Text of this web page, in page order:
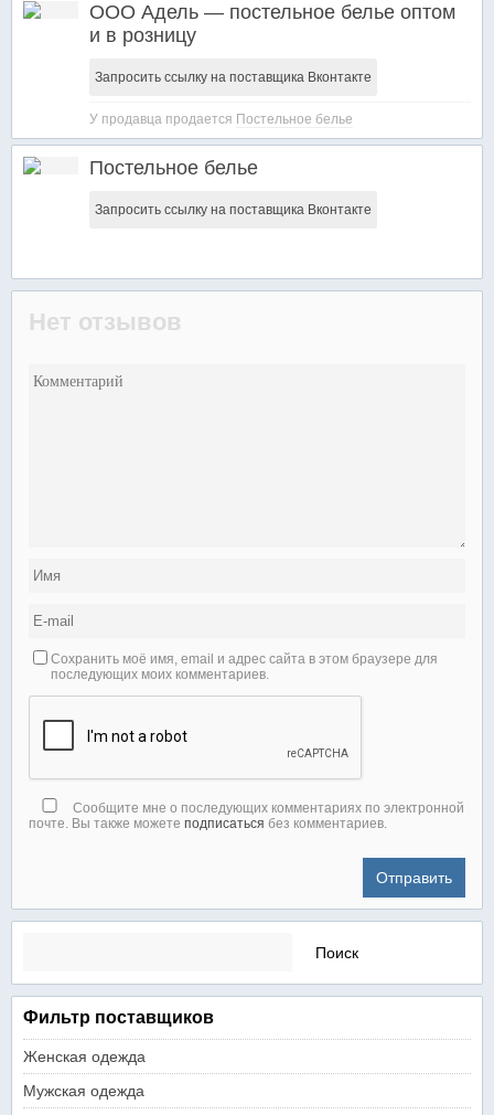
ООО Адель — постельное белье оптом
и в розницу
Запросить ссылку на поставщика Вконтакте
У продавца продается Постельное белье
Постельное белье
Запросить ссылку на поставщика Вконтакте
Нет отзывов
Сохранить моё имя, email и адрес сайта в этом браузере для
последующих моих комментариев.
Сообщите мне о последующих комментариях по электронной
почте. Вы также можете подписаться без комментариев.
Найти:
Фильтр поставщиков
Женская одежда
Мужская одежда